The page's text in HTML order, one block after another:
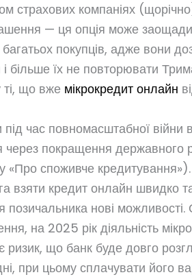
компаніях
— ця опція може
покупців, адже вони
їх не повторювати
ті, що вже мікрокредит онлайн
час повномасштабної
покращення
«Про споживче
кредит онлайн швидко
нові можливості.
на 2025 рік діяльність
що банк буде довго
при цьому сплачувати його